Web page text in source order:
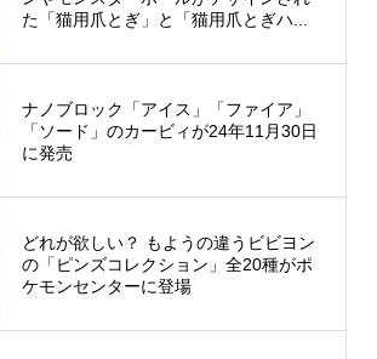
た「猫用爪とぎ」と「猫用爪とぎハ...
ナノブロック「アイス」「ファイア」
「ソード」のカービィが24年11月30日
に発売
どれが欲しい？ もようの違うビビヨン
の「ピンズコレクション」全20種がポ
ケモンセンターに登場